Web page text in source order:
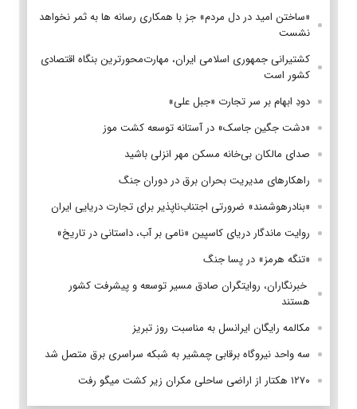
«ساختن امید در دل مردم» جز با همکاری رسانه ها به ثمر نخواهد
نشست
کشتیرانی جمهوری اسلامی ایران، مهارت‌محورترین بنگاه اقتصادی
کشور است
دودِ ابهام بر سر تجارت «جبل علی»
«دشت جگین جاسک» در آستانه توسعه کشت موز
صدای مالکان بی‌خانه مسکن مهر انزلی باشید
راهکارهای مدیریت بحران برق در دوران جنگ
«بنادرهوشمند» ضرورتی اجتناب‌ناپذیر برای تجارت دریایی ایران
روایت ماندگار دریای کاسپین «نامی بر آب، داستانی در تاریخ»
«تنگه هرمز» در پسا جنگ
‌ خبرنگاران، روایتگران صادق مسیر توسعه و پیشرفت کشور
هستند
مکالمه رایگان ایرانسل به مناسبت روز تبریز
سه واحد نیروگاه برقابی چمشیر به شبکه سراسری برق متصل شد
۱۲۷۰ هکتار از اراضی ساحلی مکران زیر کشت میگو رفت